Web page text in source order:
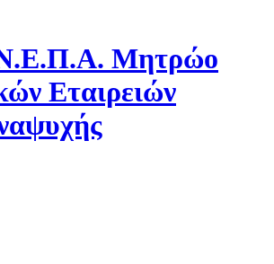
Μητρώο
Εταιρειών